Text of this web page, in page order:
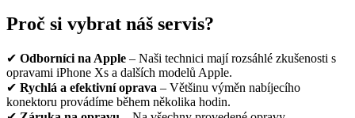
Proč si vybrat náš servis?
✔ Odborníci na Apple – Naši technici mají rozsáhlé zkušenosti s
opravami iPhone Xs a dalších modelů Apple.
✔ Rychlá a efektivní oprava – Většinu výměn nabíjecího
konektoru provádíme během několika hodin.